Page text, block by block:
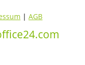
| AGB